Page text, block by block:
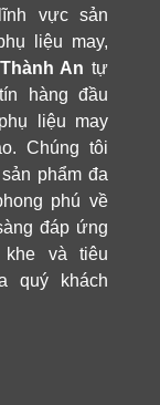
vực sản
liệu may,
An tự
hàng đầu
liệu may
Chúng tôi
phẩm đa
phú về
đáp ứng
và tiêu
quý khách